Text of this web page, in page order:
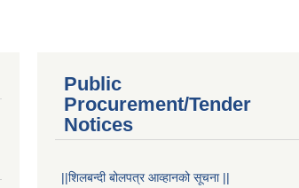
Public
Procurement/Tender
Notices
||शिलबन्दी बोलपत्र आव्हानको सूचना ||